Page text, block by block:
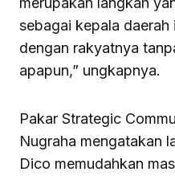
sebagai kepala
dengan rakyatnya
apapun,” ungkapnya.
Pakar Strategic
Nugraha mengatakan
Dico memudahkan